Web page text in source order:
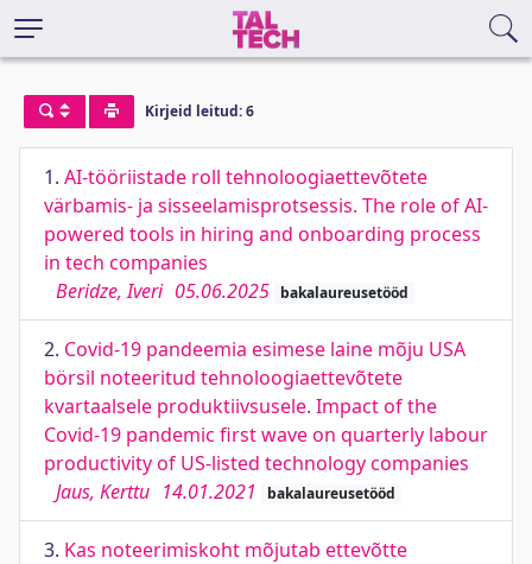
Kirjeid leitud: 6
1. AI-tööriistade roll tehnoloogiaettevõtete
värbamis- ja sisseelamisprotsessis. The role of AI-
powered tools in hiring and onboarding process
in tech companies
Beridze, Iveri 05.06.2025 bakalaureusetööd
2. Covid-19 pandeemia esimese laine mõju USA
börsil noteeritud tehnoloogiaettevõtete
kvartaalsele produktiivsusele. Impact of the
Covid-19 pandemic first wave on quarterly labour
productivity of US-listed technology companies
Jaus, Kerttu 14.01.2021 bakalaureusetööd
3. Kas noteerimiskoht mõjutab ettevõtte